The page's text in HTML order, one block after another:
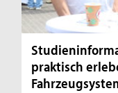
praktisch